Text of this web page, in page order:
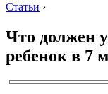
Статьи ›
Что должен
ребенок в 7